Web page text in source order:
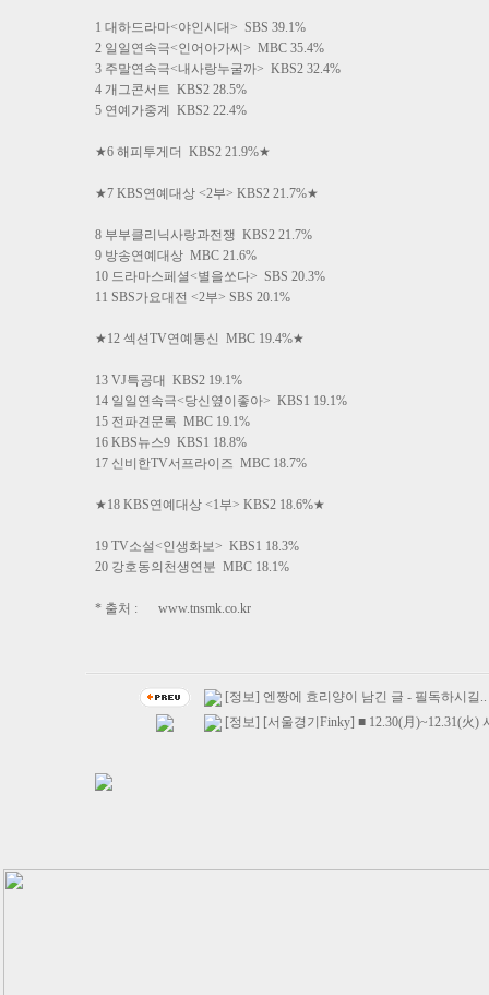
1 대하드라마<야인시대> SBS 39.1%
2 일일연속극<인어아가씨> MBC 35.4%
3 주말연속극<내사랑누굴까> KBS2 32.4%
4 개그콘서트 KBS2 28.5%
5 연예가중계 KBS2 22.4%
★6 해피투게더 KBS2 21.9%★
★7 KBS연예대상 <2부> KBS2 21.7%★
8 부부클리닉사랑과전쟁 KBS2 21.7%
9 방송연예대상 MBC 21.6%
10 드라마스페셜<별을쏘다> SBS 20.3%
11 SBS가요대전 <2부> SBS 20.1%
★12 섹션TV연예통신 MBC 19.4%★
13 VJ특공대 KBS2 19.1%
14 일일연속극<당신옆이좋아> KBS1 19.1%
15 전파견문록 MBC 19.1%
16 KBS뉴스9 KBS1 18.8%
17 신비한TV서프라이즈 MBC 18.7%
★18 KBS연예대상 <1부> KBS2 18.6%★
19 TV소설<인생화보> KBS1 18.3%
20 강호동의천생연분 MBC 18.1%
* 출처 : www.tnsmk.co.kr
[정보] 엔짱에 효리양이 남긴 글 - 필독하시길..
[정보] [서울경기Finky] ■ 12.30(月)~12.31(火)